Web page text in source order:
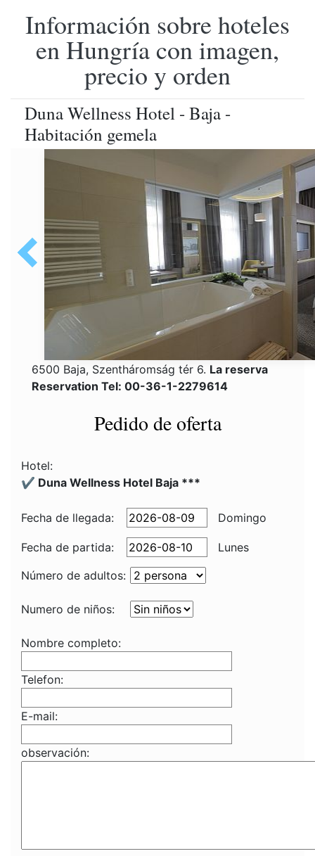
Información sobre hoteles
en Hungría con imagen,
precio y orden
Duna Wellness Hotel - Baja -
Habitación gemela
6500 Baja, Szentháromság tér 6. La reserva
Reservation Tel: 00-36-1-2279614
Pedido de oferta
Hotel:
✔️ Duna Wellness Hotel Baja ***
Fecha de llegada: Domingo
Fecha de partida:
Lunes
Número de adultos:
Numero de niños:
Nombre completo:
Telefon:
E-mail:
observación: